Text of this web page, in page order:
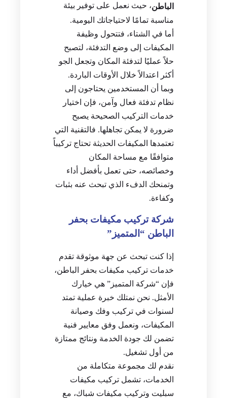
الباطن، حيث نعمل على توفير بيئة
مناسبة تمامًا لاحتياجاتك اليومية.
أما في الشتاء، فتتحول وظيفة
المكيفات إلى وضع التدفئة، لتصبح
حلاً عمليًا لتدفئة المكان وتجعل الجو
أكثر اعتدالاً خلال الأوقات الباردة.
وبما أن المستخدمين يحتاجون إلى
نظام تدفئة فعال وآمن، فإن اختيار
خدمات التركيب الصحيحة يصبح
ضرورة لا يمكن تجاهلها. فالتقنية التي
تعتمدها المكيفات الحديثة تحتاج تركيباً
متوافقًا مع مساحة المكان
وخصائصه، حتى تعمل بأفضل أداء
وتمنحك الدفء الذي تبحث عنه بثبات
وكفاءة.
شركة تركيب مكيفات بحفر
الباطن “المتميز”
إذا كنت تبحث عن جهة موثوقة تقدم
خدمات تركيب مكيفات بحفر الباطن،
فإن “شركة المتميز” هي خيارك
الأمثل. نحن نمتلك خبرة عملية تمتد
لسنوات في تركيب وفك وصيانة
المكيفات، ونعمل وفق معايير فنية
تضمن لك جودة الخدمة ونتائج ممتازة
من أول تشغيل.
نقدم لك مجموعة متكاملة من
الخدمات، تشمل تركيب مكيفات
سبليت وتركيب مكيفات شباك، مع